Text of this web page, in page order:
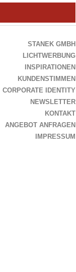
STANEK GMBH
LICHTWERBUNG
INSPIRATIONEN
KUNDENSTIMMEN
CORPORATE IDENTITY
NEWSLETTER
KONTAKT
ANGEBOT ANFRAGEN
IMPRESSUM